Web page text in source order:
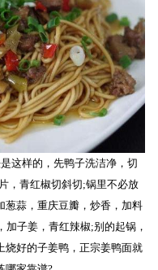
这样的，先鸭子洗洁净，切
，青红椒切斜切;锅里不必放
葱蒜，重庆豆瓣，炒香，加料
子姜，青红辣椒;别的起锅，
烧好的子姜鸭，正宗姜鸭面就